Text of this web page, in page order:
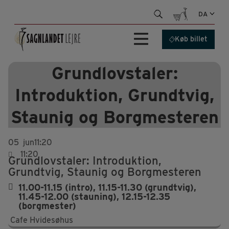
indhold
DA
Køb billet
Grundlovstaler:
Introduktion, Grundtvig,
Staunig og Borgmesteren
05 jun11:20
11:20
Grundlovstaler: Introduktion,
Grundtvig, Staunig og Borgmesteren
11.00-11.15 (intro), 11.15-11.30 (grundtvig),
11.45-12.00 (stauning), 12.15-12.35
(borgmester)
Cafe Hvidesøhus